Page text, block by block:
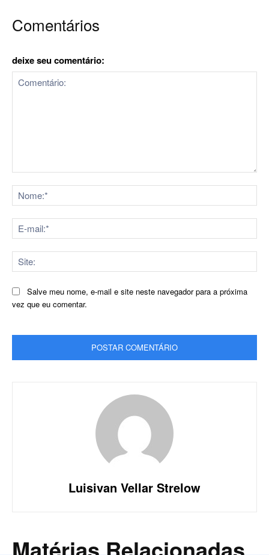
Comentários
deixe seu comentário:
Salve meu nome, e-mail e site neste navegador para a próxima
vez que eu comentar.
Luisivan Vellar Strelow